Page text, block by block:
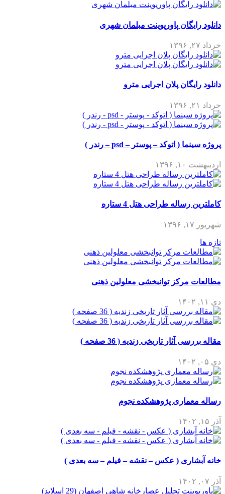
دانلود رایگان پاورپوینت مبلمان شهری
خرداد ۲۷, ۱۳۹۶
دانلود رایگان پلان اجرایی مترو
خرداد ۲۱, ۱۳۹۶
پروژه سینما ( اتوکد – پوستر – psd – رندر )
اردیبهشت ۱۰, ۱۳۹۶
کاملترین رساله طراحی هتل 4 ستاره
شهریور ۱۷, ۱۳۹۶
تازه ها
مطالعات مرکز توانبخشی معلولین ذهنی
دی ۱۱, ۱۴۰۲
مقاله بررسی آثار تاریخی زندیه ( 36 صفحه )
دی ۰۵, ۱۴۰۲
رساله معماری پژوهشکده نجوم
آذر ۱۵, ۱۴۰۲
خانه آبشاری ( عکس – نقشه – فیلم – سه بعدی )
آذر ۰۷, ۱۴۰۲